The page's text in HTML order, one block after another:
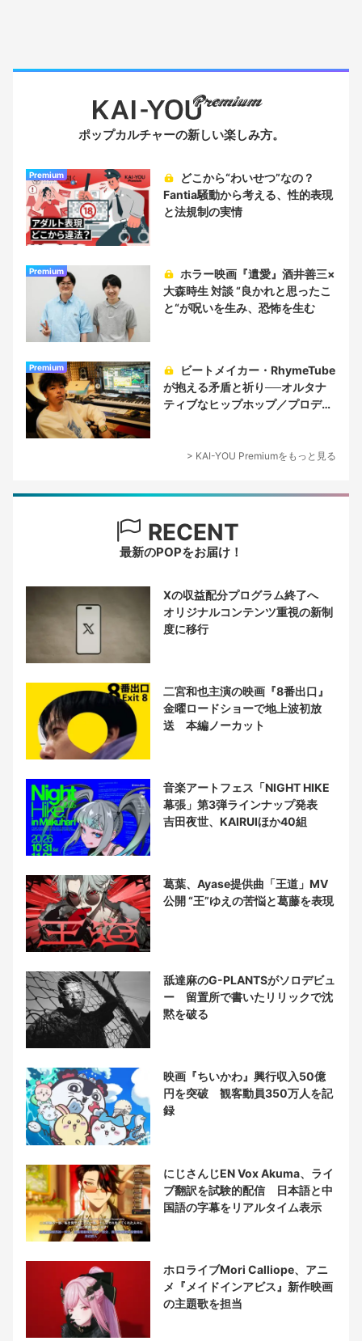
ポップカルチャーの新しい楽しみ方。
Premium
Fantia騒動から考える、性的表現
と法規制の実情
Premium
大森時生 対談 “良かれと思ったこ
と“が呪いを生み、恐怖を生む
Premium
が抱える矛盾と祈り──オルタナ
ティブなヒップホップ／プロデュ
> KAI-YOU Premiumをもっと見る
RECENT
最新のPOPをお届け！
Xの収益配分プログラム終了へ
オリジナルコンテンツ重視の新制
度に移行
二宮和也主演の映画『8番出口』
金曜ロードショーで地上波初放
送 本編ノーカット
音楽アートフェス「NIGHT HIKE
幕張」第3弾ラインナップ発表
吉田夜世、KAIRUIほか40組
葛葉、Ayase提供曲「王道」MV
公開 “王”ゆえの苦悩と葛藤を表現
舐達麻のG-PLANTSがソロデビュ
ー 留置所で書いたリリックで沈
黙を破る
映画『ちいかわ』興行収入50億
円を突破 観客動員350万人を記
録
にじさんじEN Vox Akuma、ライ
ブ翻訳を試験的配信 日本語と中
国語の字幕をリアルタイム表示
ホロライブMori Calliope、アニ
メ『メイドインアビス』新作映画
の主題歌を担当